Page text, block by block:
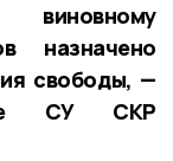
назначено
свободы, —
СУ СКР